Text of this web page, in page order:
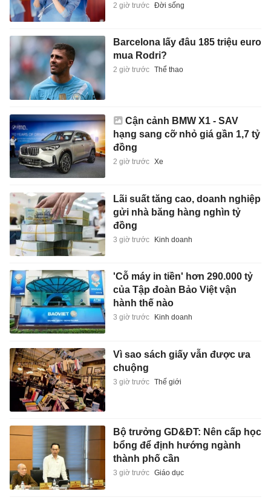
2 giờ trước Đời sống
Barcelona lấy đâu 185 triệu euro
mua Rodri?
2 giờ trước Thể thao
Cận cảnh BMW X1 - SAV
hạng sang cỡ nhỏ giá gần 1,7 tỷ
đồng
2 giờ trước Xe
Lãi suất tăng cao, doanh nghiệp
gửi nhà băng hàng nghìn tỷ
đồng
3 giờ trước Kinh doanh
'Cỗ máy in tiền' hơn 290.000 tỷ
của Tập đoàn Bảo Việt vận
hành thế nào
3 giờ trước Kinh doanh
Vì sao sách giấy vẫn được ưa
chuộng
3 giờ trước Thế giới
Bộ trưởng GD&ĐT: Nên cấp học
bổng để định hướng ngành
thành phố cần
3 giờ trước Giáo dục